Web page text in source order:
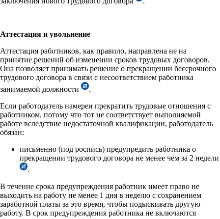
Аттестация и увольнение
Аттестация работников, как правило, направлена не на
принятие решений об изменении сроков трудовых договоров.
Она позволяет принимать решение о прекращении бессрочного
трудового договора в связи с несоответствием работника
занимаемой должности
.
Если работодатель намерен прекратить трудовые отношения с
работником, потому что тот не соответствует выполняемой
работе вследствие недостаточной квалификации, работодатель
обязан:
письменно (под роспись) предупредить работника о
прекращении трудового договора не менее чем за 2 недели
.
В течение срока предупреждения работник имеет право не
выходить на работу не менее 1 дня в неделю с сохранением
заработной платы за это время, чтобы подыскивать другую
работу. В срок предупреждения работника не включаются